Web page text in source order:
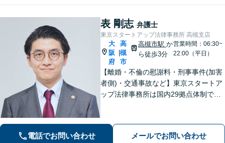
表 剛志 弁護士
東京スタートアップ法律事務所 高槻支店
大
阪
府
高
槻
市
高槻市駅 か
ら徒歩3分
営業時間：06:30~
22:00（平日）
【離婚・不倫の慰謝料・刑事事件(加害
者側)・交通事故など】東京スタートア
ップ法律事務所は国内29拠点体制で全
専門性の高い弁護士が寄り添い解決を
サポートします。
電話でお問い合わせ メールでお問い合わせ